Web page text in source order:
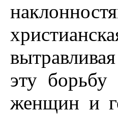
эту борьбу
женщин и